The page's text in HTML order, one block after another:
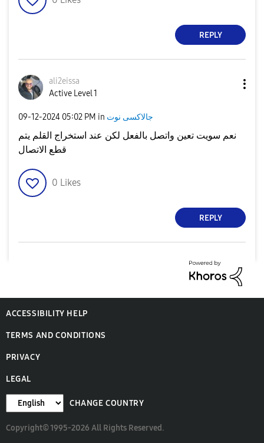
REPLY
ali2eissa
Active Level 1
‎09-12-2024 05:02 PM in جالاكسى نوت
نعم سويت تعين واتصل بالفعل لكن عند استخراج القلم يتم
قطع الاتصال
0 Likes
REPLY
ACCESSIBILITY HELP
TERMS AND CONDITIONS
PRIVACY
LEGAL
CHANGE COUNTRY
Copyright© 1995-2026 All Rights Reserved.